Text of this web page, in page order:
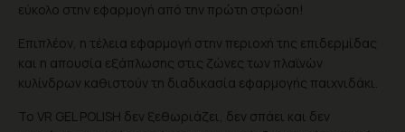
εύκολο στην εφαρμογή από την πρώτη στρώση!
Επιπλέον, η τέλεια εφαρμογή στην περιοχή της επιδερμίδας
και η απουσία εξάπλωσης στις ζώνες των πλαϊνών
κυλίνδρων καθιστούν τη διαδικασία εφαρμογής παιχνιδάκι.
Το VR GEL POLISH δεν ξεθωριάζει, δεν σπάει και δεν